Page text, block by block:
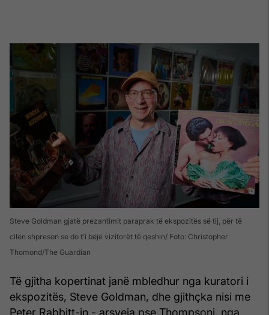
Steve Goldman gjatë prezantimit paraprak të ekspozitës së tij, për të
cilën shpreson se do t’i bëjë vizitorët të qeshin Foto: Christopher
Thomond/The Guardian
Të gjitha kopertinat janë mbledhur nga kuratori i
ekspozitës, Steve Goldman, dhe gjithçka nisi me
Peter Rabbitt-in - arsyeja pse Thompsoni, nga